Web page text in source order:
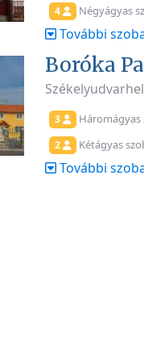
4 Négyágyas
További
Boróka
3 Háromágyas
2 Kétágyas
További